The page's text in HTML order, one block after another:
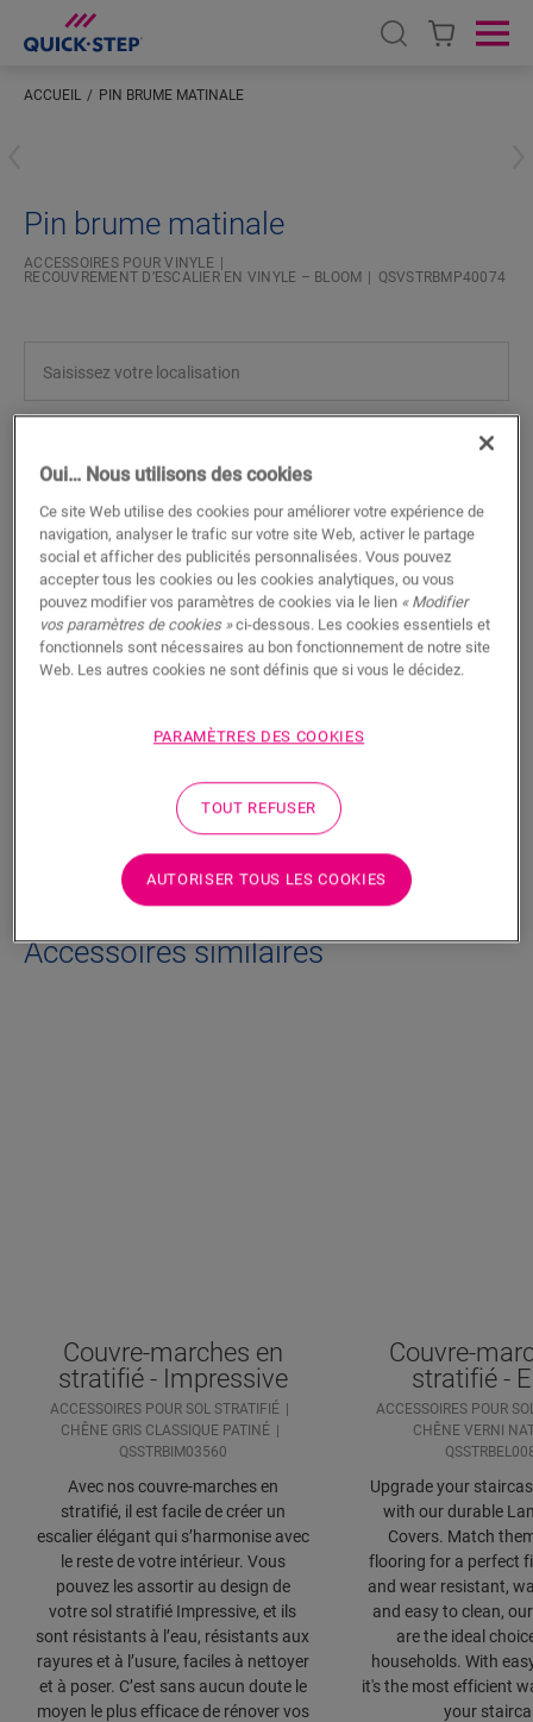
Open search
ACCUEIL PIN BRUME MATINALE
Pin brume matinale
ACCESSOIRES POUR VINYLE
RECOUVREMENT D’ESCALIER EN VINYLE – BLOOM
QSVSTRBMP40074
Fonctionnalités du produit
Ce revêtement d’escalier durable en vinyle pour les lames
Alpha Vinyl de taille moyenne finit proprement vos nez de
marches d'escaliers. Il est fabriqué à partir de lames de
plancher, de sorte que la couleur de vos escaliers s’accorde
parfaitement avec votre sol. Vous pouvez facilement le coller
Accessoires similaires
Couvre-marches en
stratifié - Impressive
ACCESSOIRES POUR SOL STRATIFIÉ
CHÊNE GRIS CLASSIQUE PATINÉ
QSSTRBIM03560
Avec nos couvre-marches en
stratifié, il est facile de créer un
escalier élégant qui s’harmonise avec
le reste de votre intérieur. Vous
pouvez les assortir au design de
votre sol stratifié Impressive, et ils
sont résistants à l’eau, résistants aux
rayures et à l’usure, faciles à nettoyer
et à poser. C’est sans aucun doute le
moyen le plus efficace de rénover vos
Couvre-
stratifié -
ACCESSOIRES POUR
CHÊNE VERNI
Upgrade your
with our durable
Covers. Match
flooring for a perfect
and wear resistant,
and easy to clean,
are the ideal
households. With
it's the most efficient
your
Oui… Nous utilisons des cookies
Ce site Web utilise des cookies pour améliorer votre expérience de
navigation, analyser le trafic sur votre site Web, activer le partage
social et afficher des publicités personnalisées. Vous pouvez
accepter tous les cookies ou les cookies analytiques, ou vous
pouvez modifier vos paramètres de cookies via le lien « Modifier
vos paramètres de cookies »ci-dessous. Les cookies essentiels et
fonctionnels sont nécessaires au bon fonctionnement de notre site
Web. Les autres cookies ne sont définis que si vous le décidez.
PARAMÈTRES DES COOKIES
TOUT REFUSER
AUTORISER TOUS LES COOKIES